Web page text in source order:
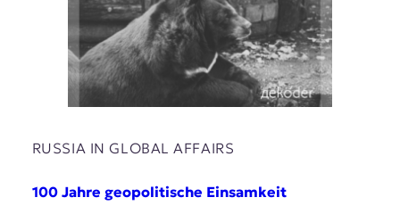
RUSSIA IN GLOBAL AFFAIRS
100 Jahre geopolitische Einsamkeit